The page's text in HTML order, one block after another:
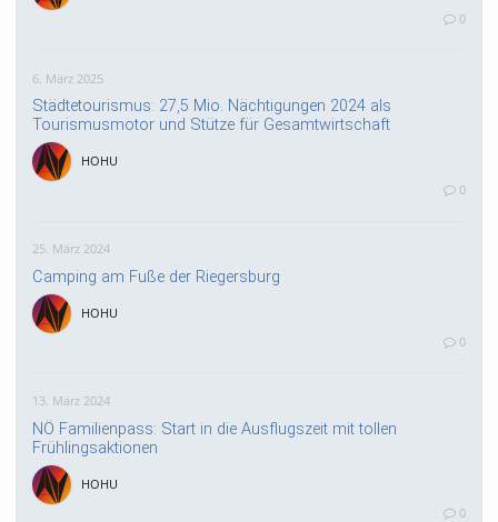
0
6. März 2025
Städtetourismus: 27,5 Mio. Nächtigungen 2024 als
Tourismusmotor und Stütze für Gesamtwirtschaft
HOHU
0
25. März 2024
Camping am Fuße der Riegersburg
HOHU
0
13. März 2024
NÖ Familienpass: Start in die Ausflugszeit mit tollen
Frühlingsaktionen
HOHU
0